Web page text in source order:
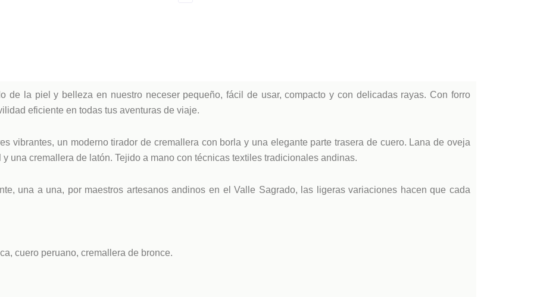
de la piel y belleza en nuestro neceser pequeño, fácil de usar, compacto y con delicadas rayas. Con forro
eficiente en todas tus aventuras de viaje.
vibrantes, un moderno tirador de cremallera con borla y una elegante parte trasera de cuero. Lana de oveja
una cremallera de latón. Tejido a mano con técnicas textiles tradicionales andinas.
una a una, por maestros artesanos andinos en el Valle Sagrado, las ligeras variaciones hacen que cada
cuero peruano, cremallera de bronce.